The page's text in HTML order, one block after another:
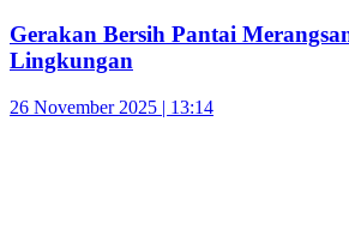
Gerakan Bersih Pantai
Lingkungan
26 November 2025 | 13:14